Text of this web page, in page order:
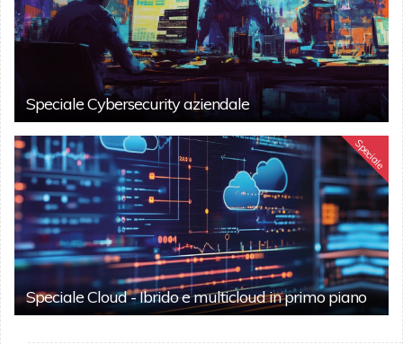
Speciale Cybersecurity aziendale
Speciale
Speciale Cloud - Ibrido e multicloud in primo piano